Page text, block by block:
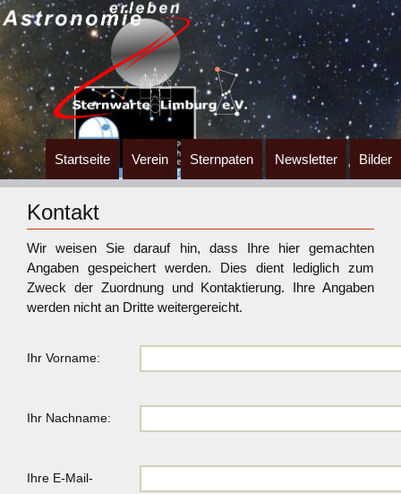
Zum
Inhalt
springen
Startseite Verein Sternpaten Newsletter Bilder
Kontakt
Wir weisen Sie darauf hin, dass Ihre hier gemachten
Angaben gespeichert werden. Dies dient lediglich zum
Zweck der Zuordnung und Kontaktierung. Ihre Angaben
werden nicht an Dritte weitergereicht.
Ihr Vorname:
Ihr Nachname:
Ihre E-Mail-